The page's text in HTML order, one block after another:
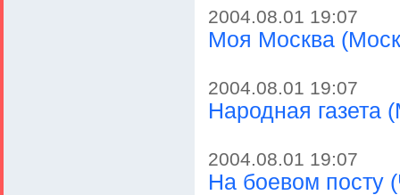
2004.08.01 19:07
Моя Москва
2004.08.01 19:07
Народная газета
2004.08.01 19:07
На боевом посту